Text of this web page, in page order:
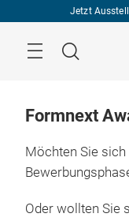
Jetzt
Suche
Formnext
Möchten Sie
Oder wollten Sie